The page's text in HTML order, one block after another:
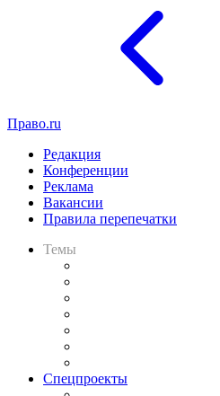
Право.ru
Редакция
Конференции
Реклама
Вакансии
Правила перепечатки
Темы
Спецпроекты